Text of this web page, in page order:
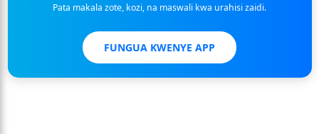
Pata makala zote, kozi, na maswali kwa urahisi zaidi.
FUNGUA KWENYE APP